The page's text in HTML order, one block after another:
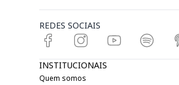
REDES SOCIAIS
INSTITUCIONAIS
Quem somos